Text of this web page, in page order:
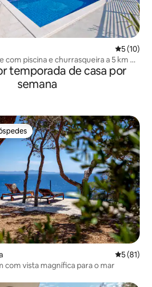
5 de uma
5 (10)
com piscina e churrasqueira a 5 km de
temporada de casa por
semana
preferidos dos hóspedes
5 de uma
5 (81)
com vista magnífica para o mar